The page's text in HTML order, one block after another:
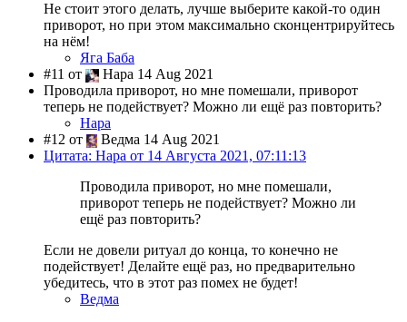
Не стоит этого делать, лучше выберите какой-то один
приворот, но при этом максимально сконцентрируйтесь
на нём!
Яга Баба
#11 от
Нара 14 Aug 2021
Проводила приворот, но мне помешали, приворот
теперь не подействует? Можно ли ещё раз повторить?
Нара
#12 от
Ведма 14 Aug 2021
Цитата: Нара от 14 Августа 2021, 07:11:13
Проводила приворот, но мне помешали,
приворот теперь не подействует? Можно ли
ещё раз повторить?
Если не довели ритуал до конца, то конечно не
подействует! Делайте ещё раз, но предварительно
убедитесь, что в этот раз помех не будет!
Ведма